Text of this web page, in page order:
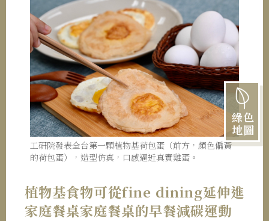
綠色
地圖
工研院發表全台第一顆植物基荷包蛋（前方，顏色偏黃
的荷包蛋），造型仿真，口感逼近真實雞蛋。
植物基食物可從fine dining延伸進
家庭餐桌家庭餐桌的早餐減碳運動